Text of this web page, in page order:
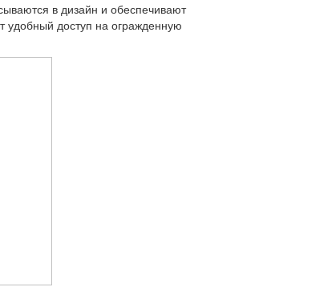
в дизайн и обеспечивают
удобный доступ на огражденную